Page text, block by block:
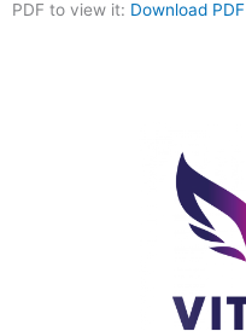
PDF to view it: Download PDF